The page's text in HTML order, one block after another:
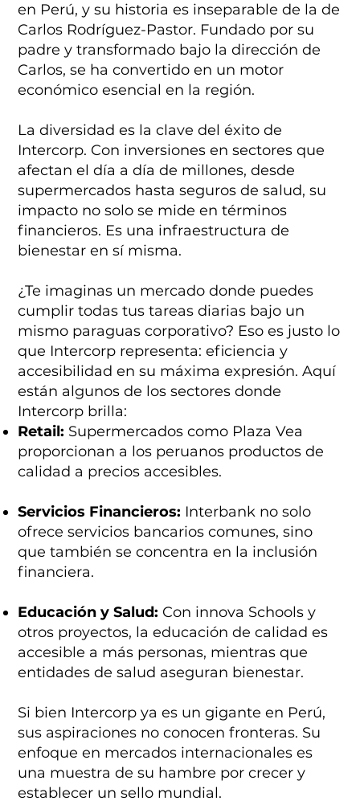
en Perú, y su historia es inseparable de la de
Carlos Rodríguez-Pastor. Fundado por su
padre y transformado bajo la dirección de
Carlos, se ha convertido en un motor
económico esencial en la región.
La diversidad es la clave del éxito de
Intercorp. Con inversiones en sectores que
afectan el día a día de millones, desde
supermercados hasta seguros de salud, su
impacto no solo se mide en términos
financieros. Es una infraestructura de
bienestar en sí misma.
¿Te imaginas un mercado donde puedes
cumplir todas tus tareas diarias bajo un
mismo paraguas corporativo? Eso es justo lo
que Intercorp representa: eficiencia y
accesibilidad en su máxima expresión. Aquí
están algunos de los sectores donde
Intercorp brilla:
Retail: Supermercados como Plaza Vea
proporcionan a los peruanos productos de
calidad a precios accesibles.
Servicios Financieros: Interbank no solo
ofrece servicios bancarios comunes, sino
que también se concentra en la inclusión
financiera.
Educación y Salud: Con innova Schools y
otros proyectos, la educación de calidad es
accesible a más personas, mientras que
entidades de salud aseguran bienestar.
Si bien Intercorp ya es un gigante en Perú,
sus aspiraciones no conocen fronteras. Su
enfoque en mercados internacionales es
una muestra de su hambre por crecer y
establecer un sello mundial.